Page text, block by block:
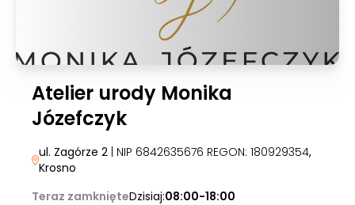
Atelier urody Monika
Józefczyk
ul. Zagórze 2 | NIP 6842635676 REGON: 180929354,
Krosno
Teraz zamknięteDzisiaj:08:00-18:00